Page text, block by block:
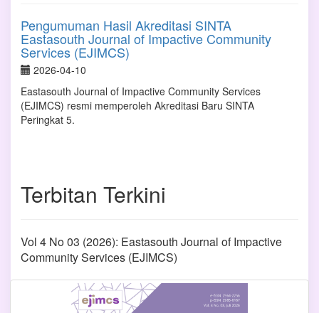
Pengumuman Hasil Akreditasi SINTA
Eastasouth Journal of Impactive Community
Services (EJIMCS)
2026-04-10
Eastasouth Journal of Impactive Community Services
(EJIMCS) resmi memperoleh Akreditasi Baru SINTA
Peringkat 5.
Terbitan Terkini
Vol 4 No 03 (2026): Eastasouth Journal of Impactive
Community Services (EJIMCS)